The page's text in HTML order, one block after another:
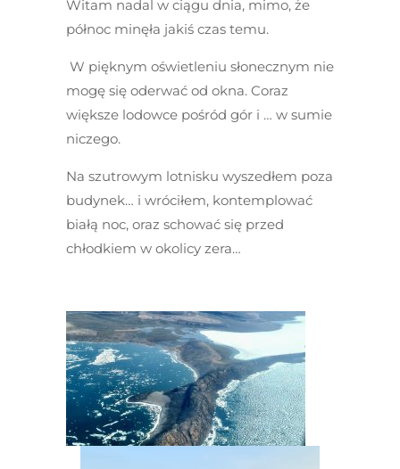
Witam nadal w ciągu dnia, mimo, że
północ minęła jakiś czas temu.
W pięknym oświetleniu słonecznym nie
mogę się oderwać od okna. Coraz
większe lodowce pośród gór i … w sumie
niczego.
Na szutrowym lotnisku wyszedłem poza
budynek… i wróciłem, kontemplować
białą noc, oraz schować się przed
chłodkiem w okolicy zera…